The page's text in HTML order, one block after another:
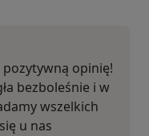
opinię!
bezboleśnie i w
wszelkich
u nas